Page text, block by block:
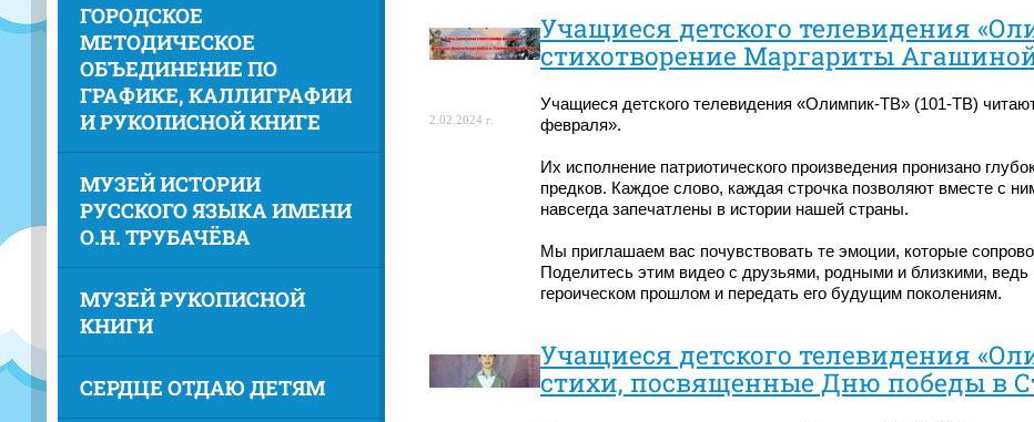
ГОРОДСКОЕ
МЕТОДИЧЕСКОЕ
ОБЪЕДИНЕНИЕ ПО
ГРАФИКЕ, КАЛЛИГРАФИИ
И РУКОПИСНОЙ КНИГЕ
МУЗЕЙ ИСТОРИИ
РУССКОГО ЯЗЫКА ИМЕНИ
О.Н. ТРУБАЧЁВА
МУЗЕЙ РУКОПИСНОЙ
КНИГИ
СЕРДЦЕ ОТДАЮ ДЕТЯМ
2.02.2024 г.
Учащиеся детского телевидения
стихотворение Маргариты Агашиной
Учащиеся детского телевидения «Олимпик-ТВ» (101-ТВ)
февраля».
Их исполнение патриотического произведения пронизано
предков. Каждое слово, каждая строчка позволяют вместе с
навсегда запечатлены в истории нашей страны.
Мы приглашаем вас почувствовать те эмоции, которые
Поделитесь этим видео с друзьями, родными и близкими,
героическом прошлом и передать его будущим поколениям.
Учащиеся детского телевидения
стихи, посвященные Дню победы в